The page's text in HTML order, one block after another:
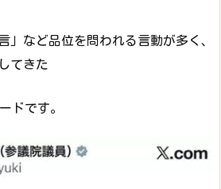
」など品位を問われる言動が多く、
てきた
ドです。